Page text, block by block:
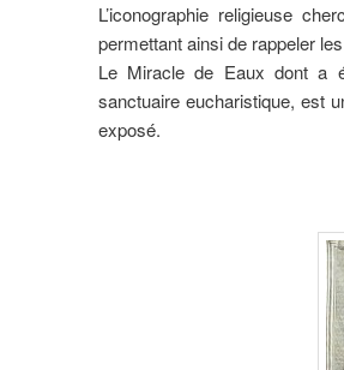
L’iconographie religieuse
permettant ainsi de rappeler
Le Miracle de Eaux dont a
sanctuaire eucharistique, est
exposé.